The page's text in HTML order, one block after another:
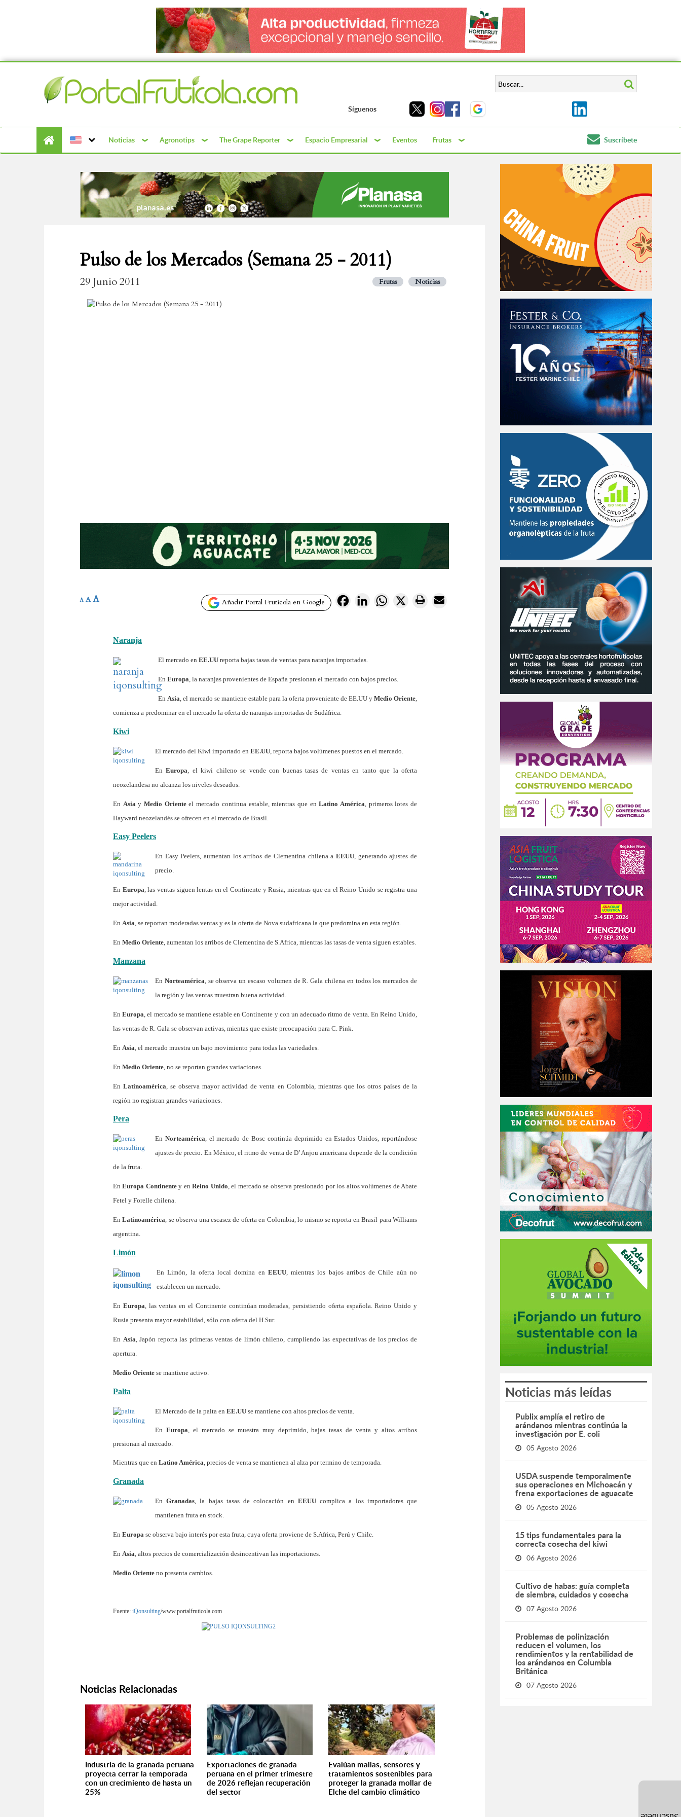
Síguenos
Noticias Agronotips The Grape Reporter Espacio Empresarial Eventos Frutas Suscríbete
Pulso de los Mercados (Semana 25 - 2011)
29 Junio 2011 Frutas Noticias
Añadir Portal Frutícola en Google FacebookLinkedInWhatsApp
X
A A A
Naranja
El mercado en EE.UU reporta bajas tasas de ventas para naranjas importadas.
En Europa, la naranjas provenientes de España presionan el mercado con bajos precios.
En Asia, el mercado se mantiene estable para la oferta proveniente de EE.UU y Medio Oriente,
comienza a predominar en el mercado la oferta de naranjas importadas de Sudáfrica.
Kiwi
El mercado del Kiwi importado en EE.UU, reporta bajos volúmenes puestos en el mercado.
EnEuropa, el kiwi chileno se vende con buenas tasas de ventas en tanto que la oferta
neozelandesa no alcanza los niveles deseados.
En AsiayMedio Orienteel mercado continua estable, mientras que enLatino América, primeros lotes de
Hayward neozelandés se ofrecen en el mercado de Brasil.
Easy Peelers
En Easy Peelers, aumentan los arribos de Clementina chilena a EEUU, generando ajustes de
precio.
En Europa, las ventas siguen lentas en el Continente y Rusia, mientras que en el Reino Unido se registra una
mejor actividad.
En Asia, se reportan moderadas ventas y es la oferta de Nova sudafricana la que predomina en esta región.
En Medio Oriente, aumentan los arribos de Clementina de S.Africa, mientras las tasas de venta siguen estables.
Manzana
En Norteamérica, se observa un escaso volumen de R. Gala chilena en todos los mercados de
la región y las ventas muestran buena actividad.
EnEuropa, el mercado se mantiene estable en Continente y con un adecuado ritmo de venta. En Reino Unido,
las ventas de R. Gala se observan activas, mientas que existe preocupación para C. Pink.
En Asia, el mercado muestra un bajo movimiento para todas las variedades.
En Medio Oriente, no se reportan grandes variaciones.
EnLatinoamérica, se observa mayor actividad de venta en Colombia, mientras que los otros países de la
región no registran grandes variaciones.
Pera
En Norteamérica, el mercado de Bosc continúa deprimido en Estados Unidos, reportándose
ajustes de precio. En México, el ritmo de venta de D’ Anjou americana depende de la condición
de la fruta.
En Europa Continentey enReino Unido, el mercado se observa presionado por los altos volúmenes de Abate
Fetel y Forelle chilena.
EnLatinoamérica, se observa una escasez de oferta en Colombia, lo mismo se reporta en Brasil para Williams
argentina.
Limón
En Limón, la oferta local domina en EEUU, mientras los bajos arribos de Chile aún no
establecen un mercado.
En Europa, las ventas en el Continente continúan moderadas, persistiendo oferta española. Reino Unido y
Rusia presenta mayor estabilidad, sólo con oferta del H.Sur.
En Asia, Japón reporta las primeras ventas de limón chileno, cumpliendo las expectativas de los precios de
apertura.
Medio Oriente se mantiene activo.
Palta
El Mercado de la palta en EE.UU se mantiene con altos precios de venta.
En Europa, el mercado se muestra muy deprimido, bajas tasas de venta y altos arribos
presionan al mercado.
Mientras que en Latino América, precios de venta se mantienen al alza por termino de temporada.
Granada
EnGranadas, la bajas tasas de colocación en EEUUcomplica a los importadores que
mantienen fruta en stock.
En Europa se observa bajo interés por esta fruta, cuya oferta proviene de S.Africa, Perú y Chile.
En Asia, altos precios de comercialización desincentivan las importaciones.
Medio Oriente no presenta cambios.
Fuente: iQonsulting/www.portalfruticola.com
Noticias Relacionadas
Industria de la granada peruana
proyecta cerrar la temporada
con un crecimiento de hasta un
25%
Exportaciones de granada
peruana en el primer trimestre
de 2026 reflejan recuperación
del sector
Evalúan mallas, sensores y
tratamientos sostenibles para
proteger la granada mollar de
Elche del cambio climático
Noticias más leídas
Publix amplía el retiro de
arándanos mientras continúa la
investigación por E. coli
05 Agosto 2026
USDA suspende temporalmente
sus operaciones en Michoacán y
frena exportaciones de aguacate
05 Agosto 2026
15 tips fundamentales para la
correcta cosecha del kiwi
06 Agosto 2026
Cultivo de habas: guía completa
de siembra, cuidados y cosecha
07 Agosto 2026
Problemas de polinización
reducen el volumen, los
rendimientos y la rentabilidad de
los arándanos en Columbia
Británica
07 Agosto 2026